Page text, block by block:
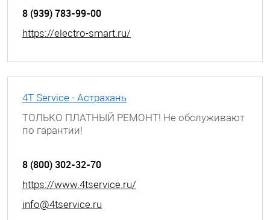
8 (939) 783-99-00
https://electro-smart.ru/
4T Service - Астрахань
ТОЛЬКО ПЛАТНЫЙ РЕМОНТ! Не обслуживают
по гарантии!
8 (800) 302-32-70
https://www.4tservice.ru/
info@4tservice.ru